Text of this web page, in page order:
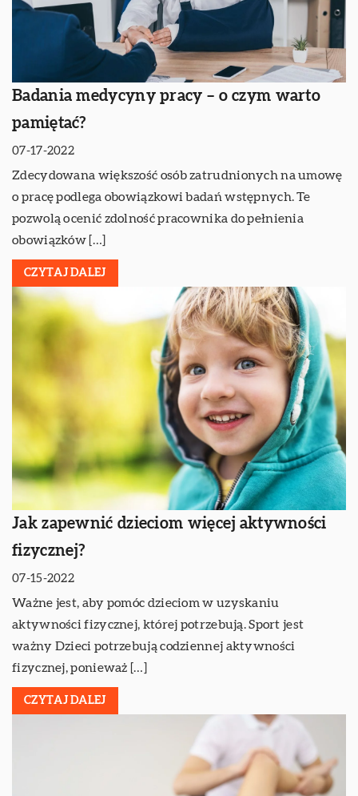
Badania medycyny pracy – o czym warto
pamiętać?
07-17-2022
Zdecydowana większość osób zatrudnionych na umowę
o pracę podlega obowiązkowi badań wstępnych. Te
pozwolą ocenić zdolność pracownika do pełnienia
obowiązków […]
CZYTAJ DALEJ
Jak zapewnić dzieciom więcej aktywności
fizycznej?
07-15-2022
Ważne jest, aby pomóc dzieciom w uzyskaniu
aktywności fizycznej, której potrzebują. Sport jest
ważny Dzieci potrzebują codziennej aktywności
fizycznej, ponieważ […]
CZYTAJ DALEJ